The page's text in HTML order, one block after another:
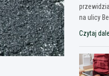
na ulicy
Czytaj